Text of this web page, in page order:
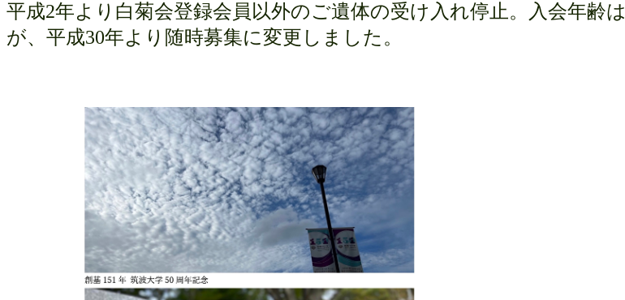
平成2年より白菊会登録会員以外のご遺体の受け入れ停止。入会年齢は
が、平成30年より随時募集に変更しました。